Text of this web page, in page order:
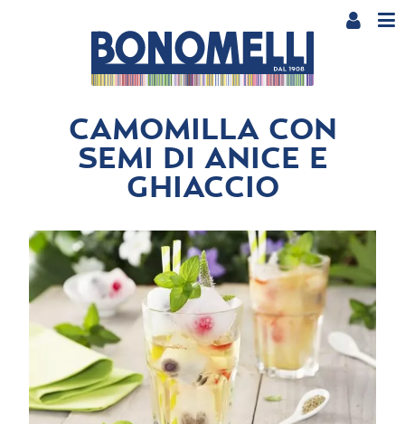
CAMOMILLA CON
SEMI DI ANICE E
GHIACCIO